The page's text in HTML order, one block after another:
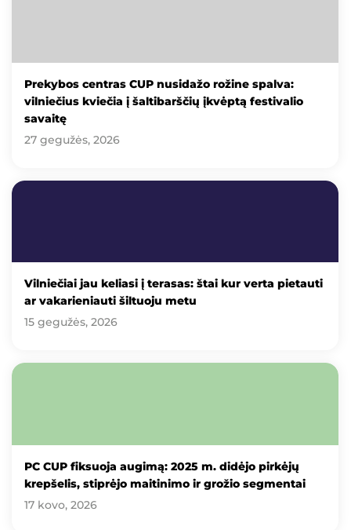
Prekybos centras CUP nusidažo rožine spalva:
vilniečius kviečia į šaltibarščių įkvėptą festivalio
savaitę
27 gegužės, 2026
Vilniečiai jau keliasi į terasas: štai kur verta pietauti
ar vakarieniauti šiltuoju metu
15 gegužės, 2026
PC CUP fiksuoja augimą: 2025 m. didėjo pirkėjų
krepšelis, stiprėjo maitinimo ir grožio segmentai
17 kovo, 2026